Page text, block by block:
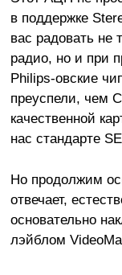
в поддержке
вас радовать не
радио, но и при
Philips-овские
преуспели, чем
качественной
нас стандарте
Но продолжим
отвечает,
основательно
лэйблом